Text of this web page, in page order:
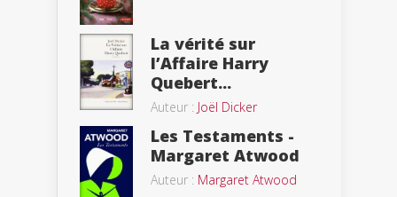
La vérité sur
l’Affaire Harry
Quebert...
Auteur : Joël Dicker
Les Testaments -
Margaret Atwood
Auteur : Margaret Atwood